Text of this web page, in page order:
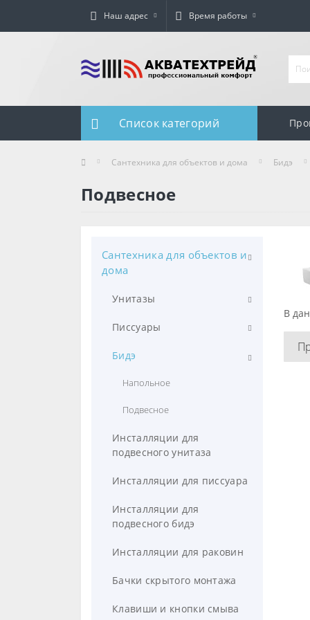
Наш адрес Время работы
Список категорий
Сантехника для объектов и дома Бидэ
Подвесное
Сантехника для объектов и
дома
Унитазы
Компактные
Подвесные
Напольные приставные
Сиденья для унитазов
Писсуары
Настенные
Напольные
Автоматические с сенсорным
Бидэ
Напольное
Подвесное
Инсталляции для
подвесного унитаза
Инсталляции для писсуара
Инсталляции для
подвесного бидэ
Инсталляции для раковин
Бачки скрытого монтажа
Клавиши и кнопки смыва
В